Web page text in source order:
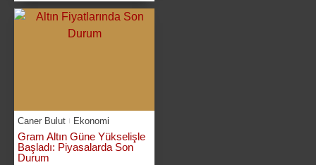
Caner Bulut Ekonomi
Gram Altın Güne Yükselişle
Başladı: Piyasalarda Son
Durum